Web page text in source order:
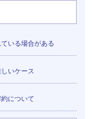
いる場合がある
いケース
について